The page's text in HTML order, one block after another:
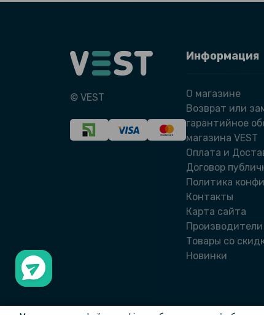
© VEST
Информация
О магазине
Возврат или
гарантийное
магазина VEST
Оплата и
Договор
Политика
Контакты
Карта сайта
Производители
Товары со
Новинки